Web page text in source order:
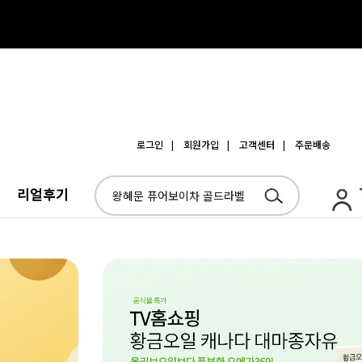
로그인 | 회원가입 | 고객센터 | 주문배송
리얼후기